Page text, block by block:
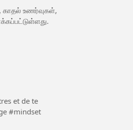
உணர்வுகள்,
et de te